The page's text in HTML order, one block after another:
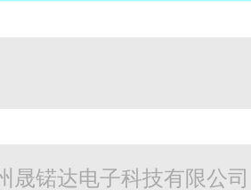
晟锘达电子科技有限公司